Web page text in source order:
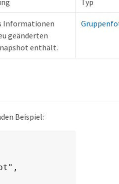
Informationen
geänderten
enthält.
Beispiel: